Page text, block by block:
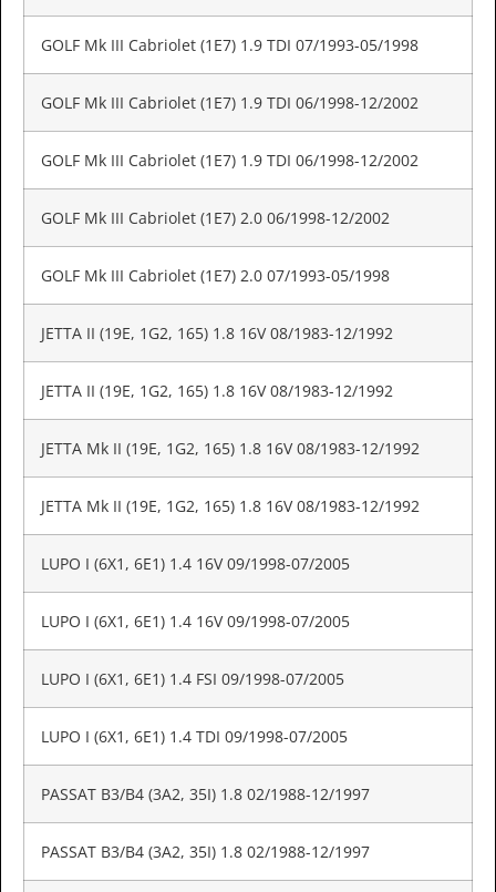
GOLF Mk III Cabriolet (1E7) 1.9 TDI 07/1993-05/1998
GOLF Mk III Cabriolet (1E7) 1.9 TDI 06/1998-12/2002
GOLF Mk III Cabriolet (1E7) 1.9 TDI 06/1998-12/2002
GOLF Mk III Cabriolet (1E7) 2.0 06/1998-12/2002
GOLF Mk III Cabriolet (1E7) 2.0 07/1993-05/1998
JETTA II (19E, 1G2, 165) 1.8 16V 08/1983-12/1992
JETTA II (19E, 1G2, 165) 1.8 16V 08/1983-12/1992
JETTA Mk II (19E, 1G2, 165) 1.8 16V 08/1983-12/1992
JETTA Mk II (19E, 1G2, 165) 1.8 16V 08/1983-12/1992
LUPO I (6X1, 6E1) 1.4 16V 09/1998-07/2005
LUPO I (6X1, 6E1) 1.4 16V 09/1998-07/2005
LUPO I (6X1, 6E1) 1.4 FSI 09/1998-07/2005
LUPO I (6X1, 6E1) 1.4 TDI 09/1998-07/2005
PASSAT B3/B4 (3A2, 35I) 1.8 02/1988-12/1997
PASSAT B3/B4 (3A2, 35I) 1.8 02/1988-12/1997